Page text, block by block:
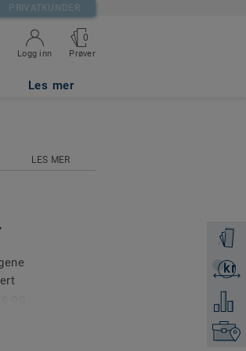
PRIVATKUNDER
Logg inn
0
Prøver
Les mer
Få en
kr
Få et
Legg
Finn
LES MER
å